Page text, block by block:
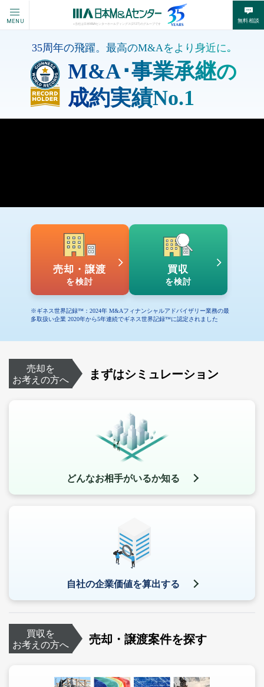
MENU ※当社は日本M&Aセンターホールディングス(2127)のグループです 無料相談
35周年の飛躍。最高のM&Aをより身近に｡
M&A･事業承継の
成約実績No.1
売却・譲渡
を検討
買収
を検討
※ギネス世界記録™：2024年 M&Aフィナンシャルアドバイザリー業務の最
多取扱い企業 2020年から5年連続でギネス世界記録™に認定されました
売却を
お考えの方へ
まずはシミュレーション
どんなお相手がいるか知る
自社の企業価値を算出する
買収を
お考えの方へ
売却・譲渡案件を探す